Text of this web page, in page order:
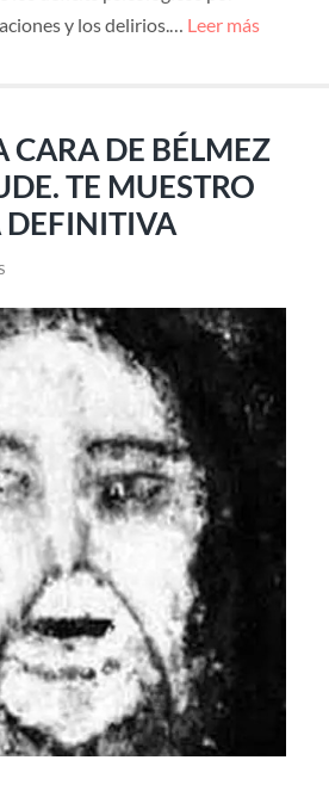
y los delirios.… Leer más
CARA DE BÉLMEZ
TE MUESTRO
DEFINITIVA